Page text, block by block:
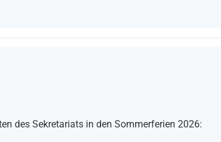
des Sekretariats in den Sommerferien 2026: